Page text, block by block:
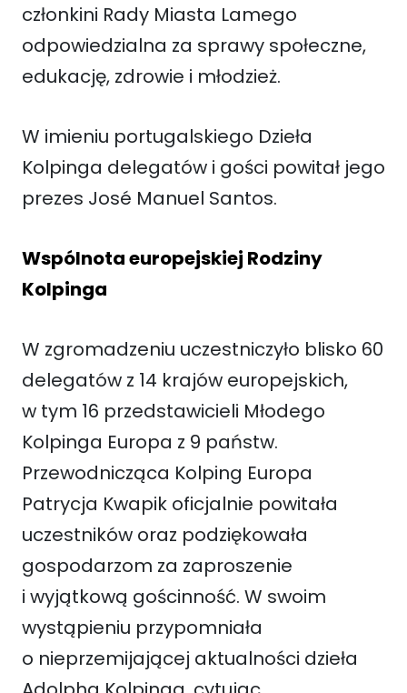
członkini Rady Miasta Lamego
odpowiedzialna za sprawy społeczne,
edukację, zdrowie i młodzież.
W imieniu portugalskiego Dzieła
Kolpinga delegatów i gości powitał jego
prezes José Manuel Santos.
Wspólnota europejskiej Rodziny
Kolpinga
W zgromadzeniu uczestniczyło blisko 60
delegatów z 14 krajów europejskich,
w tym 16 przedstawicieli Młodego
Kolpinga Europa z 9 państw.
Przewodnicząca Kolping Europa
Patrycja Kwapik oficjalnie powitała
uczestników oraz podziękowała
gospodarzom za zaproszenie
i wyjątkową gościnność. W swoim
wystąpieniu przypomniała
o nieprzemijającej aktualności dzieła